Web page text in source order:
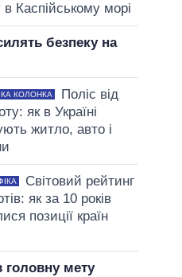
Каспійському морі
безпеку на
КОЛОНКА
Поліс від
як в Україні
житло, авто і
Світовий рейтинг
як за 10 років
позиції країн
головну мету